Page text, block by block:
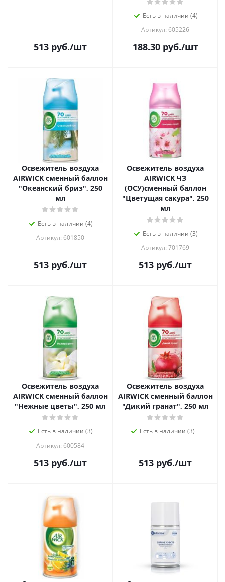
513 руб./шт
Есть в наличии (4)
Артикул: 605226
188.30руб./шт
Освежитель воздуха
AIRWICK сменный баллон
"Океанский бриз", 250
мл
Есть в наличии (4)
Артикул: 601850
513 руб./шт
Освежитель воздуха
AIRWICK ЧЗ
(ОСУ)сменный баллон
"Цветущая сакура", 250
мл
Есть в наличии (3)
Артикул: 701769
513 руб./шт
Освежитель воздуха
AIRWICK сменный баллон
"Нежные цветы", 250 мл
Есть в наличии (3)
Артикул: 600584
513 руб./шт
Освежитель воздуха
AIRWICK сменный баллон
"Дикий гранат", 250 мл
Есть в наличии (3)
513 руб./шт